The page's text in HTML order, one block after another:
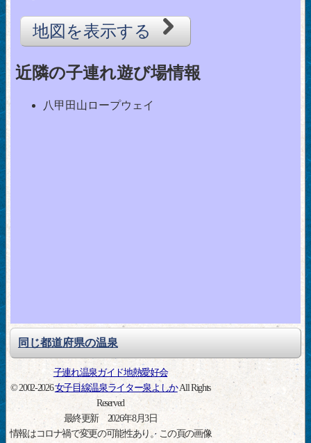
地図を表示する
近隣の子連れ遊び場情報
八甲田山ロープウェイ
同じ都道府県の温泉